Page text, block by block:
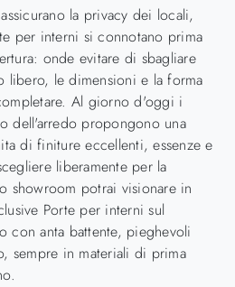
la privacy dei locali,
per interni si connotano prima
onde evitare di sbagliare
libero, le dimensioni e la forma
Al giorno d'oggi i
dell'arredo propongono una
di finiture eccellenti, essenze e
liberamente per la
showroom potrai visionare in
Porte per interni sul
con anta battente, pieghevoli
sempre in materiali di prima